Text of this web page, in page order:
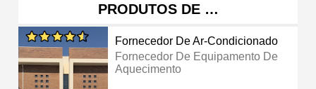
PRODUTOS DE …
Fornecedor De Ar-Condicionado
Fornecedor De Equipamento De
Aquecimento